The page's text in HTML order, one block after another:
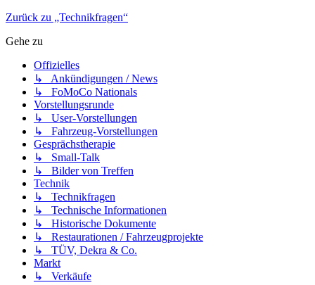
Zurück zu „Technikfragen“
Gehe zu
Offizielles
↳ Ankündigungen / News
↳ FoMoCo Nationals
Vorstellungsrunde
↳ User-Vorstellungen
↳ Fahrzeug-Vorstellungen
Gesprächstherapie
↳ Small-Talk
↳ Bilder von Treffen
Technik
↳ Technikfragen
↳ Technische Informationen
↳ Historische Dokumente
↳ Restaurationen / Fahrzeugprojekte
↳ TÜV, Dekra & Co.
Markt
↳ Verkäufe